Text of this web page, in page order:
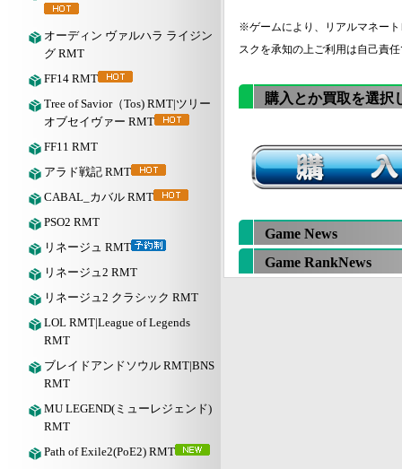
オーディン ヴァルハラ ライジン
グ RMT
FF14 RMT
Tree of Savior（Tos) RMT|ツリー
オブセイヴァー RMT
FF11 RMT
アラド戦記 RMT
CABAL_カバル RMT
PSO2 RMT
リネージュ RMT
リネージュ2 RMT
リネージュ2 クラシック RMT
LOL RMT|League of Legends
RMT
ブレイドアンドソウル RMT|BNS
RMT
MU LEGEND(ミューレジェンド)
RMT
Path of Exile2(PoE2) RMT
※ゲームにより、リアルマネー
スクを承知の上ご利用は自己責
購入とか買取を選択
Game News
Game RankNews